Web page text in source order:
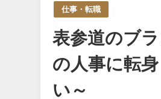
仕事・転職
表参道のブ
の人事に転
い～